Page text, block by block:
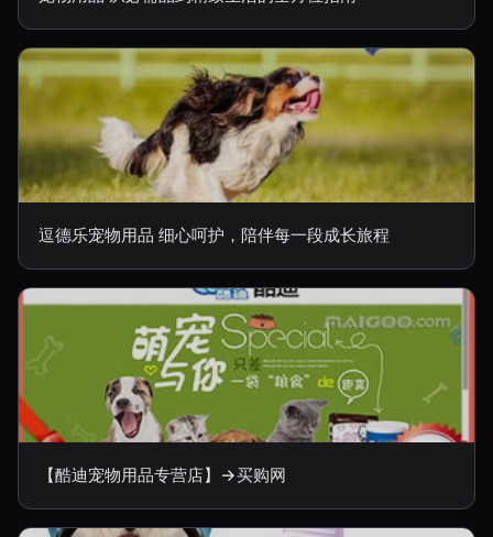
逗德乐宠物用品 细心呵护，陪伴每一段成长旅程
【酷迪宠物用品专营店】→买购网